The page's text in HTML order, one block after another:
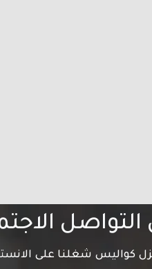
كواليس شغلنا على